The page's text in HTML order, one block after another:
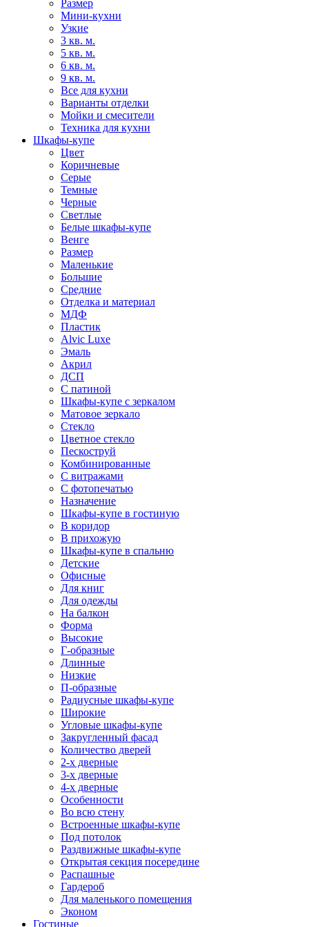
Размер
Мини-кухни
Узкие
3 кв. м.
5 кв. м.
6 кв. м.
9 кв. м.
Все для кухни
Варианты отделки
Мойки и смесители
Техника для кухни
Шкафы-купе
Цвет
Коричневые
Серые
Темные
Черные
Светлые
Белые шкафы-купе
Венге
Размер
Маленькие
Большие
Средние
Отделка и материал
МДФ
Пластик
Alvic Luxe
Эмаль
Акрил
ДСП
С патиной
Шкафы-купе с зеркалом
Матовое зеркало
Стекло
Цветное стекло
Пескоструй
Комбинированные
С витражами
С фотопечатью
Назначение
Шкафы-купе в гостиную
В коридор
В прихожую
Шкафы-купе в спальню
Детские
Офисные
Для книг
Для одежды
На балкон
Форма
Высокие
Г-образные
Длинные
Низкие
П-образные
Радиусные шкафы-купе
Широкие
Угловые шкафы-купе
Закругленный фасад
Количество дверей
2-х дверные
3-х дверные
4-х дверные
Особенности
Во всю стену
Встроенные шкафы-купе
Под потолок
Раздвижные шкафы-купе
Открытая секция посередине
Распашные
Гардероб
Для маленького помещения
Эконом
Гостиные